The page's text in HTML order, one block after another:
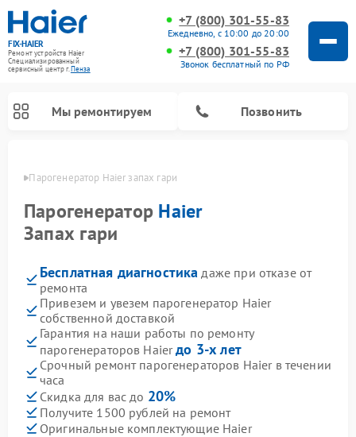
FIX-HAIER
Ремонт устройств Haier
Специализированный
cервисный центр г.Пенза
+7 (800) 301-55-83
Ежедневно, с 10:00 до 20:00
+7 (800) 301-55-83
Звонок бесплатный по РФ
Мы ремонтируем Позвонить
Парогенератор Haier запах гари
Парогенератор Haier
Запах гари
Бесплатная диагностика даже при отказе от
ремонта
Привезем и увезем парогенератор Haier
собственной доставкой
Гарантия на наши работы по ремонту
парогенераторов Haierдо 3-х лет
Срочный ремонт парогенераторов Haier в течении
часа
Скидка для вас до 20%
Получите 1500 рублей на ремонт
Оригинальные комплектующие Haier